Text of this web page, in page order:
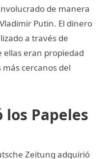
de manera
Putin. El dinero
a través de
ellas eran propiedad
cercanos del
Papeles
Zeitung adquirió